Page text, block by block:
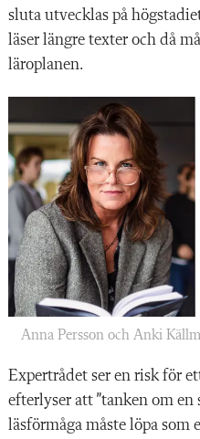
sluta utvecklas på
läser längre texter och då
läroplanen.
Anna Persson och Anki
Expertrådet ser en risk för
efterlyser att ”tanken om
läsförmåga måste löpa som